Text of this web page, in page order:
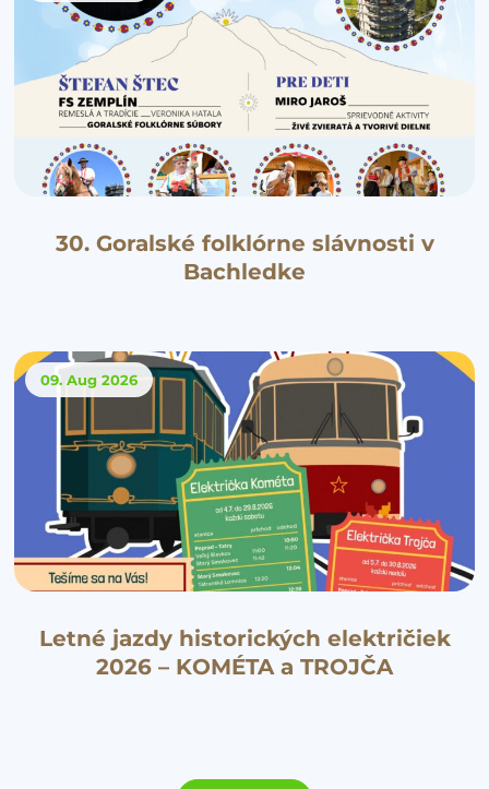
30. Goralské folklórne slávnosti v
Bachledke
09. Aug 2026
Letné jazdy historických električiek
2026 – KOMÉTA a TROJČA